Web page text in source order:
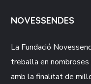
NOVESSENDES
La Fundació
treballa en
amb la finalitat de